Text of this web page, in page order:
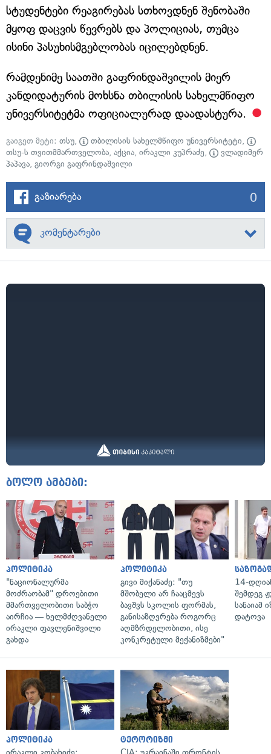
სტუდენტები რეაგირებას სთხოვდნენ შენობაში
მყოფ დაცვის წევრებს და პოლიციას, თუმცა
ისინი პასუხისმგებლობას იცილებდნენ.
რამდენიმე საათში გაფრინდაშვილის მიერ
კანდიდატურის მოხსნა თბილისის სახელმწიფო
უნივერსიტეტმა ოფიციალურად დაადასტურა.
გაიგეთ მეტი: თსუ, თბილისის სახელმწიფო უნივერსიტეტი,
თსუ-ს თვითმმართველობა, აქცია, ირაკლი კუპრაძე,
ვლადიმერ
პაპავა, გიორგი გაფრინდაშვილი
გაზიარება 0
კომენტარები
ბოლო ამბები:
პოლიტიკა
"ნაციონალურმა
მოძრაობამ" დროებითი
მმართველობითი საბჭო
აირჩია — ხელმძღვანელი
ირაკლი ფავლენიშვილი
გახდა
პოლიტიკა
გივი მიქანაძე: "თუ
მშობელი არ ჩააცმევს
ბავშვს სკოლის ფორმას,
განისაზღვრება როგორც
აღმზრდელობითი, ისე
კონკრეტული მექანიზმები"
14-
შემდეგ
დატოვა
პოლიტიკა ტერორიზმი